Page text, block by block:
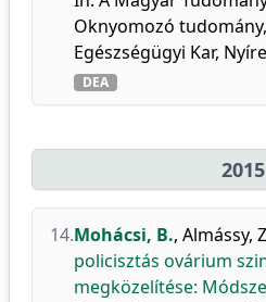
Oknyomozó
Egészségügyi Kar,
DEA
2015
14.Mohácsi, B., Almássy,
policisztás ovárium
megközelítése: